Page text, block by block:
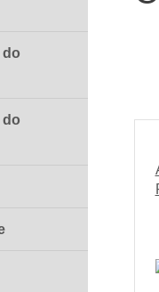
do
do